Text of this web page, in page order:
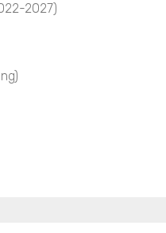
2027)